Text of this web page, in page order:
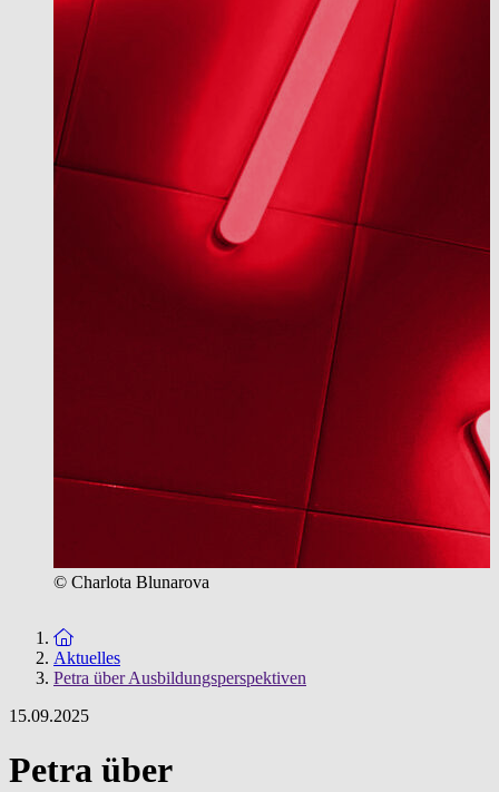
© Charlota Blunarova
Zur Startseite
Aktuelles
Petra über Ausbildungsperspektiven
15.09.2025
Petra über